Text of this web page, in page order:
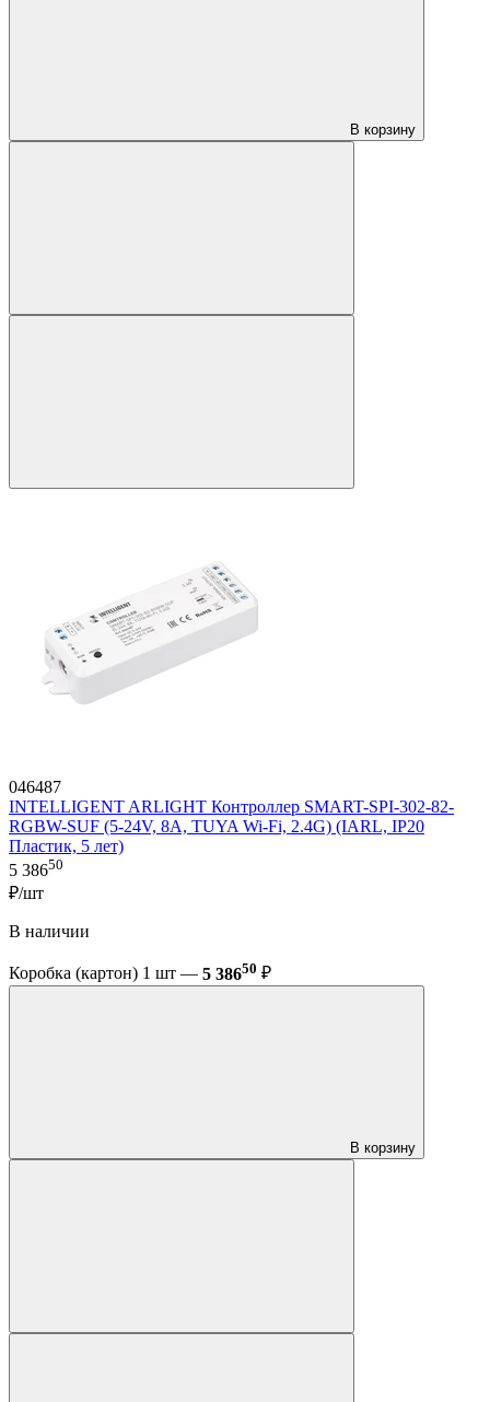
В корзину
046487
INTELLIGENT ARLIGHT Контроллер SMART-SPI-302-82-
RGBW-SUF (5-24V, 8A, TUYA Wi-Fi, 2.4G) (IARL, IP20
Пластик, 5 лет)
5 38650
₽/шт
В наличии
Коробка (картон) 1 шт — 5 38650 ₽
В корзину